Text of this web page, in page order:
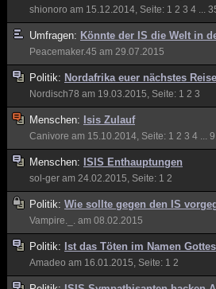
shionoro am 15.12.2014, Seite: 1 2 3 4
Umfragen: Könnte der IS die Welt in
Peacemaker.45 am 29.07.2015
Politik: Nordafrika euer nächstes
Nordisch78 am 19.03.2015, Seite: 1 2 3
Menschen: Isis Zulauf
Canivore am 15.10.2014, Seite: 1 2 3 4 9
Menschen: ISIS Enthauptungen
sol-ger am 24.02.2015, Seite: 1 2
Politik: Wie sollte gegen den IS
Vampire._. am 08.02.2015
Politik: Ist das Töten im Namen
Amadeo am 16.01.2015, Seite: 1 2